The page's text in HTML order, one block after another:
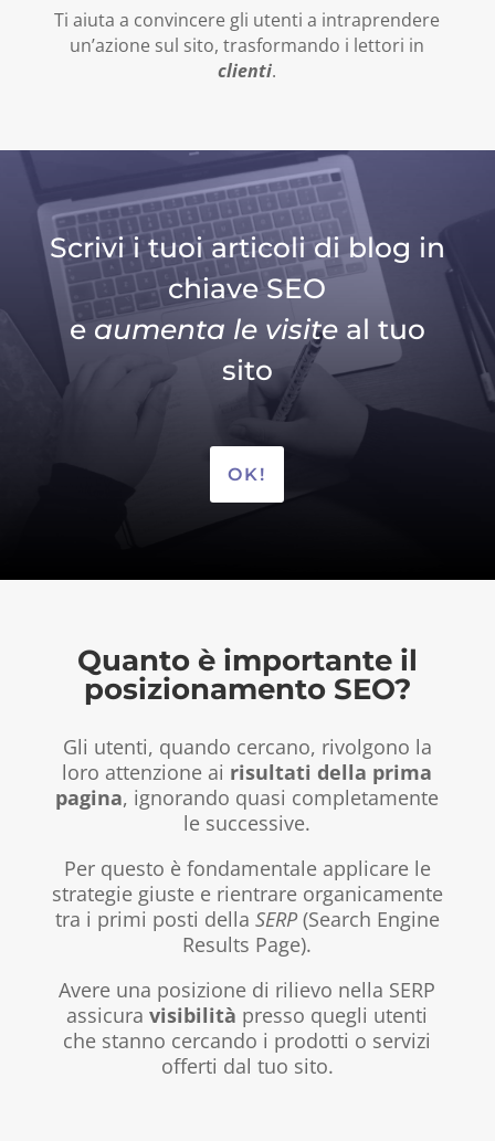
Ti aiuta a convincere gli utenti a intraprendere
un’azione sul sito, trasformando i lettori in
clienti.
Scrivi i tuoi articoli di blog in
chiave SEO
eaumenta le visite al tuo
sito
OK!
Quanto è importante il
posizionamento SEO?
Gli utenti, quando cercano, rivolgono la
loro attenzione ai risultati della prima
pagina, ignorando quasi completamente
le successive.
Per questo è fondamentale applicare le
strategie giuste e rientrare organicamente
tra i primi posti della SERP(Search Engine
Results Page).
Avere una posizione di rilievo nella SERP
assicuravisibilità presso quegli utenti
che stanno cercando i prodotti o servizi
offerti dal tuo sito.